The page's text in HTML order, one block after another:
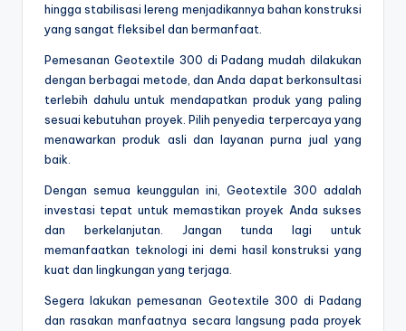
hingga stabilisasi lereng menjadikannya bahan konstruksi
yang sangat fleksibel dan bermanfaat.
Pemesanan Geotextile 300 di Padang mudah dilakukan
dengan berbagai metode, dan Anda dapat berkonsultasi
terlebih dahulu untuk mendapatkan produk yang paling
sesuai kebutuhan proyek. Pilih penyedia terpercaya yang
menawarkan produk asli dan layanan purna jual yang
baik.
Dengan semua keunggulan ini, Geotextile 300 adalah
investasi tepat untuk memastikan proyek Anda sukses
dan berkelanjutan. Jangan tunda lagi untuk
memanfaatkan teknologi ini demi hasil konstruksi yang
kuat dan lingkungan yang terjaga.
Segera lakukan pemesanan Geotextile 300 di Padang
dan rasakan manfaatnya secara langsung pada proyek